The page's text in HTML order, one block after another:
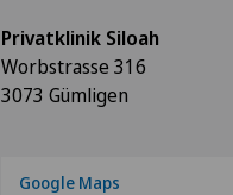
Privatklinik Siloah
Worbstrasse 316
3073 Gümligen
Google Maps